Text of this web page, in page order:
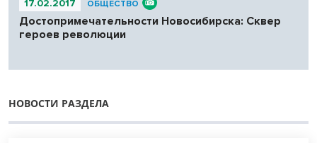
17.02.2017 ОБЩЕСТВО
Достопримечательности Новосибирска: Сквер
героев революции
НОВОСТИ РАЗДЕЛА